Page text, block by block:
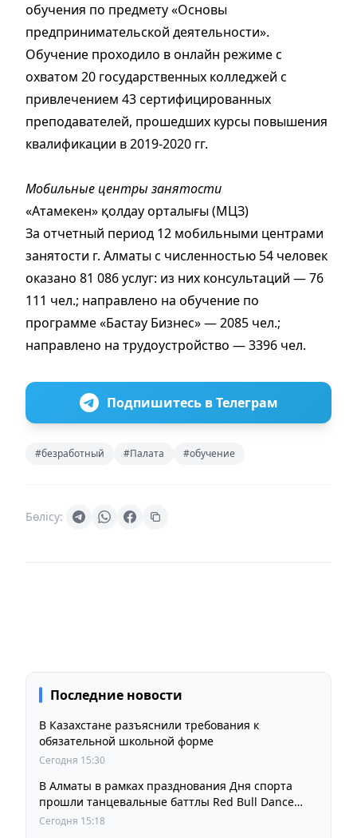
обучения по предмету «Основы
предпринимательской деятельности».
Обучение проходило в онлайн режиме с
охватом 20 государственных колледжей с
привлечением 43 сертифицированных
преподавателей, прошедших курсы повышения
квалификации в 2019-2020 гг.
Мобильные центры занятости
«Атамекен» қолдау орталығы (МЦЗ)
За отчетный период 12 мобильными центрами
занятости г. Алматы с численностью 54 человек
оказано 81 086 услуг: из них консультаций — 76
111 чел.; направлено на обучение по
программе «Бастау Бизнес» — 2085 чел.;
направлено на трудоустройство — 3396 чел.
Подпишитесь в Телеграм
#безработный #Палата #обучение
Бөлісу:
Последние новости
В Казахстане разъяснили требования к
обязательной школьной форме
Сегодня 15:30
В Алматы в рамках празднования Дня спорта
прошли танцевальные баттлы Red Bull Dance
Your Style
Сегодня 15:18